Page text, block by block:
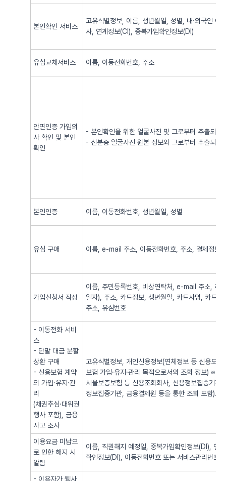
본인확인 서비스
고유식별정보, 이름, 생년월일, 성별, 내·외국인
사, 연계정보(CI), 중복가입확인정보(DI)
유심교체서비스 이름, 이동전화번호, 주소
안면인증 가입의
사 확인 및 본인
확인
- 본인확인을 위한 얼굴사진 및 그로부터 추출되어
- 신분증 얼굴사진 원본 정보와 그로부터 추출되어
본인인증 이름, 이동전화번호, 생년월일, 성별
유심 구매 이름, e-mail 주소, 이동전화번호, 주소, 결제정보,
가입신청서 작성
이름, 주민등록번호, 비상연락처, e-mail 주소, 주
일자), 주소, 카드정보, 생년월일, 카드사명, 카드
주소, 유심번호
- 이동전화 서비
스
- 단말 대금 분할
상환 구매
- 신용보험 계약
의 가입·유지·관
리
(채권추심·대위권
행사 포함), 금융
사고 조사
고유식별정보, 개인신용정보(연체정보 등 신용도
보험 가입·유지·관리 목적으로서의 조회 정보) ※
서울보증보험 등 신용조회회사, 신용정보집중기관
정보집중기관, 금융결제원 등을 통한 조회 포함)로
이용요금 미납으
로 인한 해지 시
알림
이름, 직권해지 예정일, 중복가입확인정보(DI), 연
확인정보(DI), 이동전화번호 또는 서비스관리번호
- 이용자가 웹사